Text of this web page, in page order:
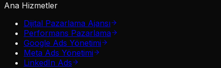
Ana Hizmetler
Dijital Pazarlama Ajansı
Performans Pazarlama
Google Ads Yönetimi
Meta Ads Yönetimi
LinkedIn Ads